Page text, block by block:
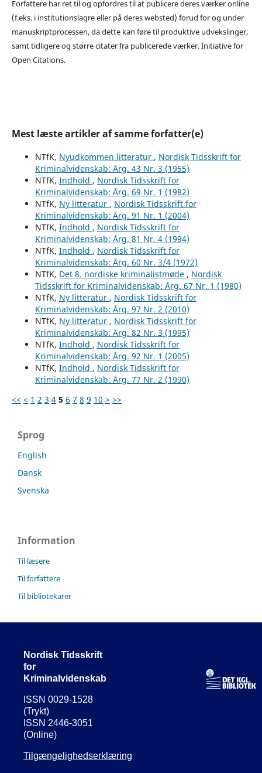
Forfattere har ret til og opfordres til at publicere deres værker online
(f.eks. i institutionslagre eller på deres websted) forud for og under
manuskriptprocessen, da dette kan føre til produktive udvekslinger,
samt tidligere og større citater fra publicerede værker. Initiative for
Open Citations.
Mest læste artikler af samme forfatter(e)
NTfK, Nyudkommen litteratur , Nordisk Tidsskrift for
Kriminalvidenskab: Årg. 43 Nr. 3 (1955)
NTfK, Indhold , Nordisk Tidsskrift for
Kriminalvidenskab: Årg. 69 Nr. 1 (1982)
NTfK, Ny litteratur , Nordisk Tidsskrift for
Kriminalvidenskab: Årg. 91 Nr. 1 (2004)
NTfK, Indhold , Nordisk Tidsskrift for
Kriminalvidenskab: Årg. 81 Nr. 4 (1994)
NTfK, Indhold , Nordisk Tidsskrift for
Kriminalvidenskab: Årg. 60 Nr. 3/4 (1972)
NTfK, Det 8. nordiske kriminalistmøde , Nordisk
Tidsskrift for Kriminalvidenskab: Årg. 67 Nr. 1 (1980)
NTfK, Ny litteratur , Nordisk Tidsskrift for
Kriminalvidenskab: Årg. 97 Nr. 2 (2010)
NTfK, Ny litteratur , Nordisk Tidsskrift for
Kriminalvidenskab: Årg. 82 Nr. 3 (1995)
NTfK, Indhold , Nordisk Tidsskrift for
Kriminalvidenskab: Årg. 92 Nr. 1 (2005)
NTfK, Indhold , Nordisk Tidsskrift for
Kriminalvidenskab: Årg. 77 Nr. 2 (1990)
<< < 1 2 3 4 5 6 7 8 9 10 > >>
Sprog
English
Dansk
Svenska
Information
Til læsere
Til forfattere
Til bibliotekarer
Nordisk Tidsskrift
for
Kriminalvidenskab
ISSN 0029-1528
(Trykt)
ISSN 2446-3051
(Online)
Tilgængelighedserklæring